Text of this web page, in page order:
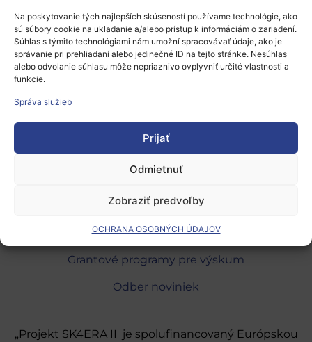
Na poskytovanie tých najlepších skúseností používame technológie, ako
sú súbory cookie na ukladanie a/alebo prístup k informáciám o zariadení.
Súhlas s týmito technológiami nám umožní spracovávať údaje, ako je
správanie pri prehliadaní alebo jedinečné ID na tejto stránke. Nesúhlas
alebo odvolanie súhlasu môže nepriaznivo ovplyvniť určité vlastnosti a
funkcie.
Správa služieb
Prijať
Odmietnuť
Zobraziť predvoľby
OCHRANA OSOBNÝCH ÚDAJOV
Pridaj komentár
Prepáčte, ale pred zanechaním komentára sa musíte
prihlásiť.
Oblasti našej podpory
Podporné schémy a služby
Grantové programy pre výskum
Odber noviniek
„Projekt SK4ERA II je spolufinancovaný Európskou